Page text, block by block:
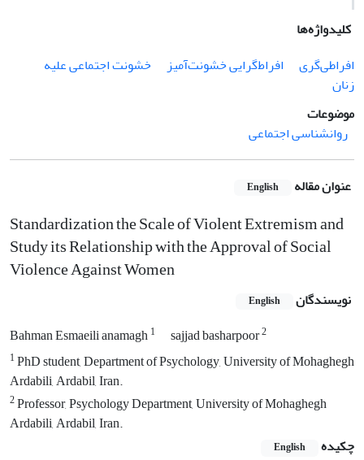
کلیدواژه‌ها
افراطی‌گری
افراط‌گرایی خشونت‌آمیز
خشونت اجتماعی علیه
زنان
موضوعات
روانشناسی اجتماعی
عنوان مقاله English
Standardization the Scale of Violent Extremism and
Study its Relationship with the Approval of Social
Violence Against Women
نویسندگان English
Bahman Esmaeili anamagh1 sajjad basharpoor2
1PhD student, Department of Psychology, University of Mohaghegh
Ardabili, Ardabil, Iran.
2Professor, Psychology Department, University of Mohaghegh
Ardabili, Ardabil, Iran.
چکیده
English